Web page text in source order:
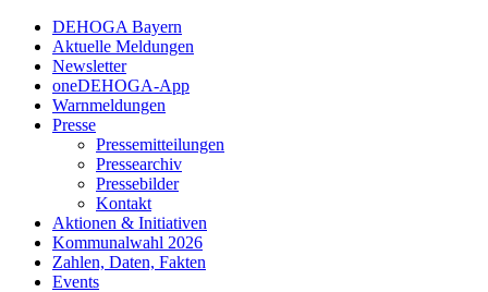
DEHOGA Bayern
Aktuelle Meldungen
Newsletter
oneDEHOGA-App
Warnmeldungen
Presse
Pressemitteilungen
Pressearchiv
Pressebilder
Kontakt
Aktionen & Initiativen
Kommunalwahl 2026
Zahlen, Daten, Fakten
Events